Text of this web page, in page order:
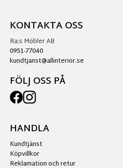
KONTAKTA OSS
Ra:s Möbler AB
0951-77040
kundtjanst@allinterior.se
FÖLJ OSS PÅ
HANDLA
Kundtjänst
Köpvillkor
Reklamation och retur